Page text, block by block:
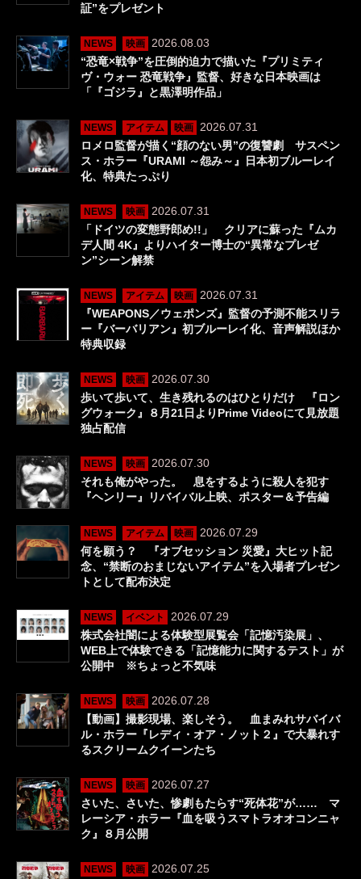
証”をプレゼント
NEWS 映画
2026.08.03
“恐竜×戦争”を圧倒的迫力で描いた『プリミティ
ヴ・ウォー 恐竜戦争』監督、好きな日本映画は
「『ゴジラ』と黒澤明作品」
NEWS アイテム 映画
2026.07.31
ロメロ監督が描く“顔のない男”の復讐劇 サスペン
ス・ホラー『URAMI ～怨み～』日本初ブルーレイ
化、特典たっぷり
NEWS 映画
2026.07.31
「ドイツの変態野郎め!!」 クリアに蘇った『ムカ
デ人間 4K』よりハイター博士の“異常なプレゼ
ン”シーン解禁
NEWS アイテム 映画
2026.07.31
『WEAPONS／ウェポンズ』監督の予測不能スリラ
ー『バーバリアン』初ブルーレイ化、音声解説ほか
特典収録
NEWS 映画
2026.07.30
歩いて歩いて、生き残れるのはひとりだけ 『ロン
グウォーク』８月21日よりPrime Videoにて見放題
独占配信
NEWS 映画
2026.07.30
それも俺がやった。 息をするように殺人を犯す
『ヘンリー』リバイバル上映、ポスター＆予告編
NEWS アイテム 映画
2026.07.29
何を願う？ 『オブセッション 災愛』大ヒット記
念、“禁断のおまじないアイテム”を入場者プレゼン
トとして配布決定
NEWS イベント
2026.07.29
株式会社闇による体験型展覧会「記憶汚染展」、
WEB上で体験できる「記憶能力に関するテスト」が
公開中 ※ちょっと不気味
NEWS 映画
2026.07.28
【動画】撮影現場、楽しそう。 血まみれサバイバ
ル・ホラー『レディ・オア・ノット２』で大暴れす
るスクリームクイーンたち
NEWS 映画
2026.07.27
さいた、さいた、惨劇もたらす“死体花”が…… マ
レーシア・ホラー『血を吸うスマトラオオコンニャ
ク』８月公開
NEWS 映画 2026.07.25